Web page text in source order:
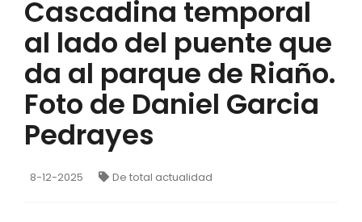
Cascadina temporal
al lado del puente que
da al parque de Riaño.
Foto de Daniel Garcia
Pedrayes
8-12-2025 De total actualidad